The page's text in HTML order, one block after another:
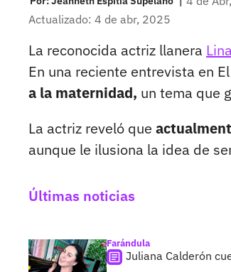
Actualizado: 4 de abr, 2025
La reconocida actriz llanera
En una reciente entrevista en
a la maternidad, un tema que
La actriz reveló que
aunque le ilusiona la idea de
Últimas noticias
Farándula
Juliana Calderón